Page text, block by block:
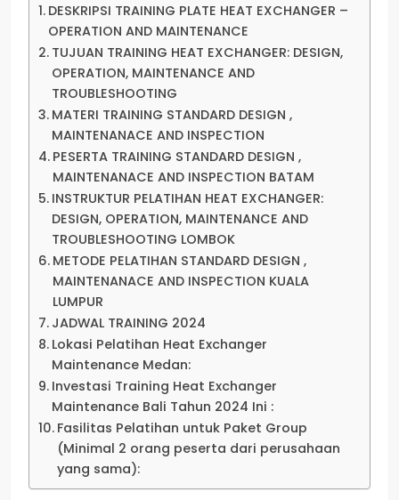
DESKRIPSI TRAINING PLATE HEAT EXCHANGER –
OPERATION AND MAINTENANCE
TUJUAN TRAINING HEAT EXCHANGER: DESIGN,
OPERATION, MAINTENANCE AND
TROUBLESHOOTING
MATERI TRAINING STANDARD DESIGN ,
MAINTENANACE AND INSPECTION
PESERTA TRAINING STANDARD DESIGN ,
MAINTENANACE AND INSPECTION BATAM
INSTRUKTUR PELATIHAN HEAT EXCHANGER:
DESIGN, OPERATION, MAINTENANCE AND
TROUBLESHOOTING LOMBOK
METODE PELATIHAN STANDARD DESIGN ,
MAINTENANACE AND INSPECTION KUALA
LUMPUR
JADWAL TRAINING 2024
Lokasi Pelatihan Heat Exchanger
Maintenance Medan:
Investasi Training Heat Exchanger
Maintenance Bali Tahun 2024 Ini :
Fasilitas Pelatihan untuk Paket Group
(Minimal 2 orang peserta dari perusahaan
yang sama):